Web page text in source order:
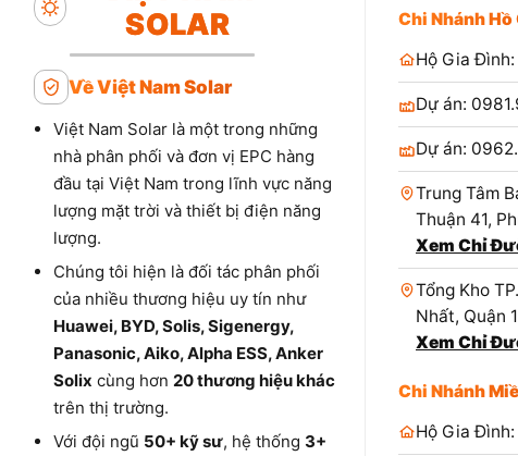
SOLAR
Về Việt Nam Solar
Việt Nam Solar là một trong những
nhà phân phối và đơn vị EPC hàng
đầu tại Việt Nam trong lĩnh vực năng
lượng mặt trời và thiết bị điện năng
lượng.
Chúng tôi hiện là đối tác phân phối
của nhiều thương hiệu uy tín như
Huawei, BYD, Solis, Sigenergy,
Panasonic, Aiko, Alpha ESS, Anker
Solix cùng hơn 20 thương hiệu khác
trên thị trường.
Với đội ngũ 50+ kỹ sư, hệ thống 3+
Chi Nhánh
Hộ Gia
Dự án:
Dự án:
Trung Tâm
Thuận 41,
Xem Chỉ
Tổng Kho
Nhất, Quận
Xem Chỉ
Chi Nhánh
Hộ Gia